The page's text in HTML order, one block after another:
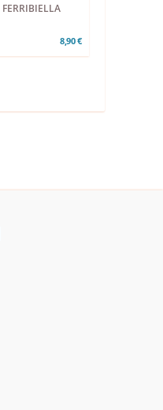
FERRIBIELLA
8,90 €